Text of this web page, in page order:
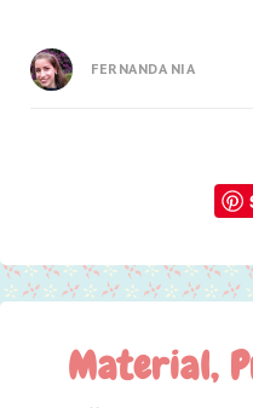
FERNANDA NIA
Material,